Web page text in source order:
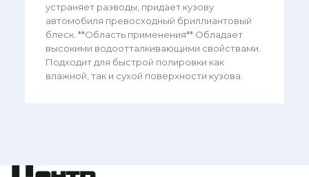
устраняет разводы, придает кузову
автомобиля превосходный бриллиантовый
блеск. **Область применения** Обладает
высокими водоотталкивающими свойствами.
Подходит для быстрой полировки как
влажной, так и сухой поверхности кузова.